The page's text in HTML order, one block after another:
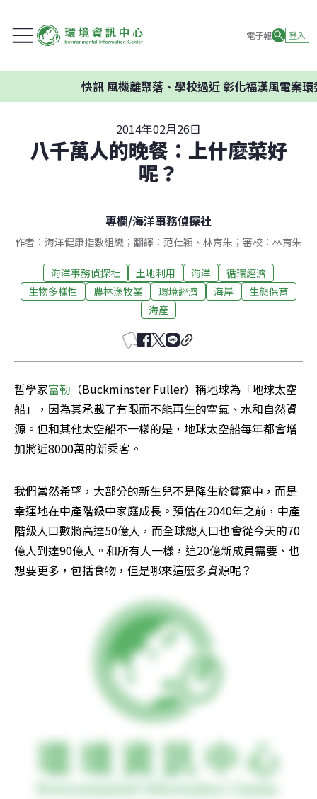
電子報 登入
風機離聚落、學校過近 彰化福漢風電案環委建議
2014年02月26日
八千萬人的晚餐：上什麼菜好
呢？
專欄/海洋事務偵探社
作者：海洋健康指數組織；翻譯：范仕穎、林育朱；審校：林育朱
海洋事務偵探社 土地利用 海洋
循環經濟
生物多樣性
農林漁牧業 環境經濟 海岸
生態保育
海產
哲學家富勒 （Buckminster Fuller）稱地球為「地球太空
船」，因為其承載了有限而不能再生的空氣、水和自然資
源。但和其他太空船不一樣的是，地球太空船每年都會增
加將近8000萬的新乘客。
我們當然希望，大部分的新生兒不是降生於貧窮中，而是
幸運地在中產階級中家庭成長。預估在2040年之前，中產
階級人口數將高達50億人，而全球總人口也會從今天的70
億人到達90億人。和所有人一樣，這20億新成員需要、也
想要更多，包括食物，但是哪來這麼多資源呢？